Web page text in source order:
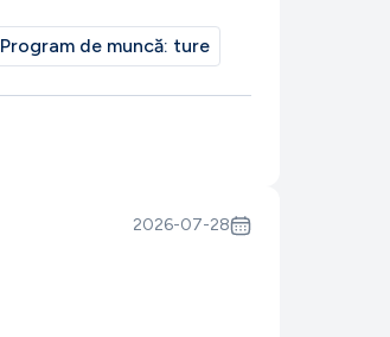
Program de muncă: ture
2026-07-28